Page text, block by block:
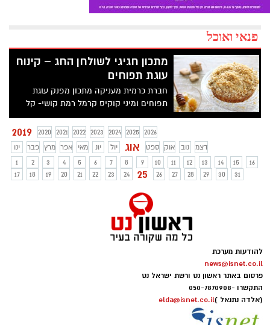
פנאי ואוכל
מתכון חגיגי לשולחן החג – קינוח
עוגת תפוחים
חברת כרמית מעניקה מתכון מפנק עוגת
תפוחים ומיני קוקיס קרמל רמת קושי- קל
להכנה
2019 2020 2021 2022 2023 2024 2025
2026
ינו
פבר מרץ אפר מאי יונ יול אוג ספט אוק נוב
דצמ
1
2 3 4 5 6 7 8 9 10 11 12 13 14 15
16
17
18 19 20 21 22 23 24 25 26 27 28 29 30 31
להודעות מערכת
news@isnet.co.il
פרסום באתר ראשון נט ורשת ישראל נט
התקשרו -050-7870908
(אלדה נתנאל )elda@isnet.co.il